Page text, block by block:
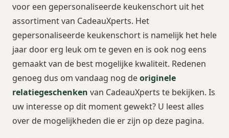
voor een gepersonaliseerde keukenschort uit het
assortiment van CadeauXperts. Het
gepersonaliseerde keukenschort is namelijk het hele
jaar door erg leuk om te geven en is ook nog eens
gemaakt van de best mogelijke kwaliteit. Redenen
genoeg dus om vandaag nog deoriginele
relatiegeschenken van CadeauXperts te bekijken. Is
uw interesse op dit moment gewekt? U leest alles
over de mogelijkheden die er zijn op deze pagina.